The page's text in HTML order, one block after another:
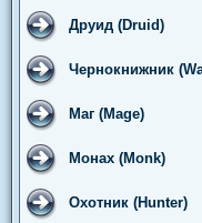
Друид (Druid)
Чернокнижник
Маг (Mage)
Монах (Monk)
Охотник (Hunter)